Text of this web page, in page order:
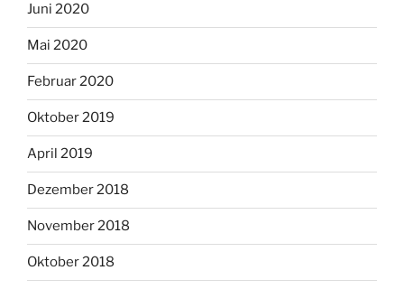
Juni 2020
Mai 2020
Februar 2020
Oktober 2019
April 2019
Dezember 2018
November 2018
Oktober 2018